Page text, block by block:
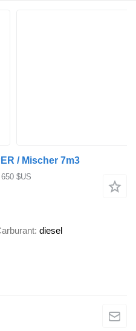
/ Mischer 7m3
$US
diesel